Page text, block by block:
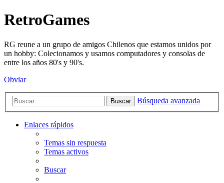
RetroGames
RG reune a un grupo de amigos Chilenos que estamos unidos por
un hobby: Colecionamos y usamos computadores y consolas de
entre los años 80's y 90's.
Obviar
Buscar Búsqueda avanzada
Enlaces rápidos
Temas sin respuesta
Temas activos
Buscar